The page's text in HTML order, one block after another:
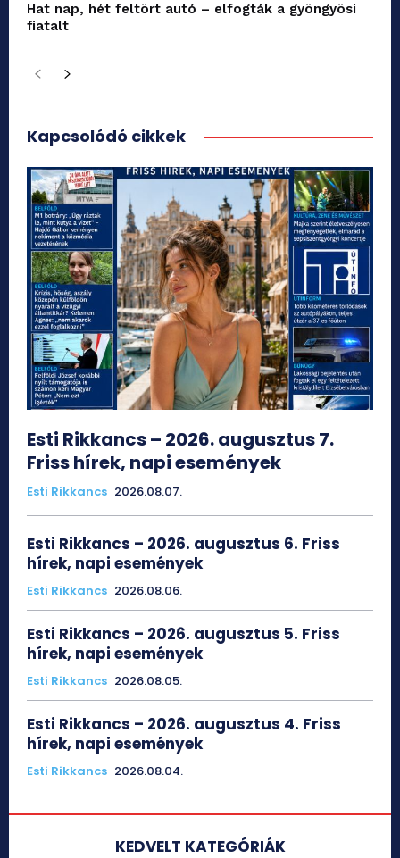
Hat nap, hét feltört autó – elfogták a gyöngyösi
fiatalt
Kapcsolódó cikkek
Esti Rikkancs – 2026. augusztus 7.
Friss hírek, napi események
Esti Rikkancs 2026.08.07.
Esti Rikkancs – 2026. augusztus 6. Friss
hírek, napi események
Esti Rikkancs 2026.08.06.
Esti Rikkancs – 2026. augusztus 5. Friss
hírek, napi események
Esti Rikkancs 2026.08.05.
Esti Rikkancs – 2026. augusztus 4. Friss
hírek, napi események
Esti Rikkancs 2026.08.04.
KEDVELT KATEGÓRIÁK